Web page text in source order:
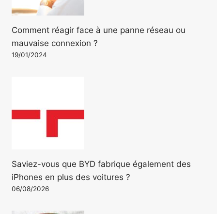
Comment réagir face à une panne réseau ou
mauvaise connexion ?
19/01/2024
Saviez-vous que BYD fabrique également des
iPhones en plus des voitures ?
06/08/2026